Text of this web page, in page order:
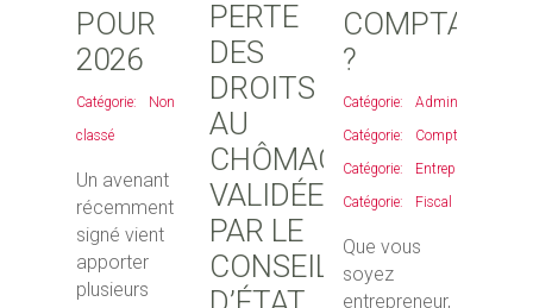
POUR
2026
Non
classé
Un avenant
récemment
signé vient
apporter
plusieurs
PERTE
DES
DROITS
AU
CHÔMAGE
VALIDÉE
PAR LE
CONSEIL
COMPTABLE
?
Administratif
Comptable
Entreprises
Fiscal
Que vous
soyez
entrepreneur,